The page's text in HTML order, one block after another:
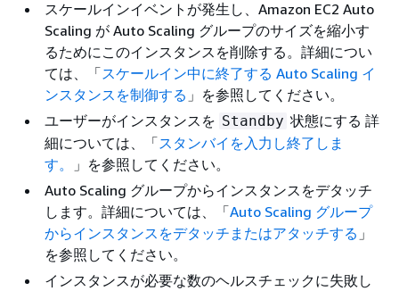
スケールインイベントが発生し、Amazon EC2 Auto
Scaling が Auto Scaling グループのサイズを縮小す
るためにこのインスタンスを削除する。詳細につい
ては、「スケールイン中に終了する Auto Scaling イ
ンスタンスを制御する 」を参照してください。
ユーザーがインスタンスを Standby 状態にする 詳
細については、「スタンバイを入力し終了しま
す。
」を参照してください。
Auto Scaling グループからインスタンスをデタッチ
します。詳細については、「Auto Scaling グループ
からインスタンスをデタッチまたはアタッチする 」
を参照してください。
インスタンスが必要な数のヘルスチェックに失敗し